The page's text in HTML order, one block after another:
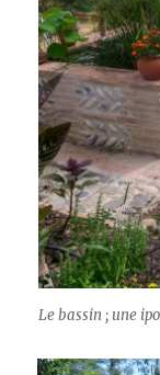
Le bassin ; une